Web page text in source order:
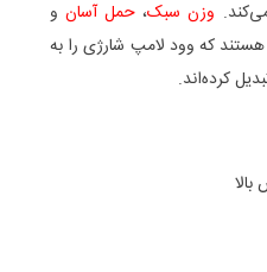
وزن سبک، حمل آسانو
که وود لامپ شارژی را به
کرده‌اند.